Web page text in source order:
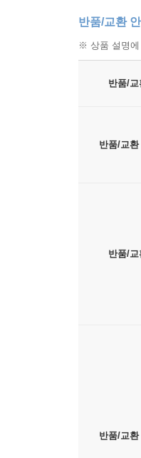
반품/교환
※ 상품 설명에
반품/교
반품/교
반품/
반품/교